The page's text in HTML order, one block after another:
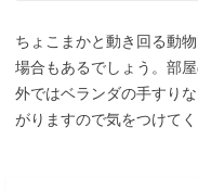
ちょこまかと動き回る動
場合もあるでしょう。部
外ではベランダの手すり
がりますので気をつけてく